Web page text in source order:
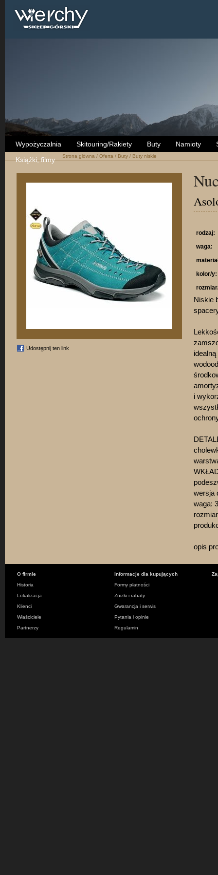
Wypożyczalnia Skitouring/Rakiety Buty Namioty
Książki, filmy
Strona główna / Oferta / Buty / Buty niskie
Udostępnij ten link
rodzaj:
waga:
kolor/y:
Niskie
i
wersja
waga:
opis
O firmie
Historia
Lokalizacja
Klienci
Właściciele
Partnerzy
Informacje dla kupujących
Formy płatności
Zniżki i rabaty
Gwarancja i serwis
Pytania i opinie
Regulamin